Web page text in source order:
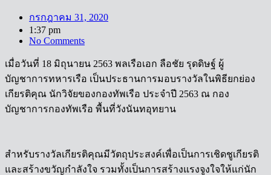
กรกฎาคม 31, 2020
1:37 pm
No Comments
เมื่อวันที่ 18 มิถุนายน 2563 พลเรือเอก ลือชัย รุดดิษฐ์ ผู้
บัญชาการทหารเรือ เป็นประธานการมอบรางวัลในพิธียกย่อง
เกียรติคุณ นักวิจัยของกองทัพเรือ ประจำปี 2563 ณ กอง
บัญชาการกองทัพเรือ พื้นที่วังนันทอุทยาน
สำหรับรางวัลเกียรติคุณมีวัตถุประสงค์เพื่อเป็นการเชิดชูเกียรติ
และสร้างขวัญกำลังใจ รวมทั้งเป็นการสร้างแรงจูงใจให้แก่นัก